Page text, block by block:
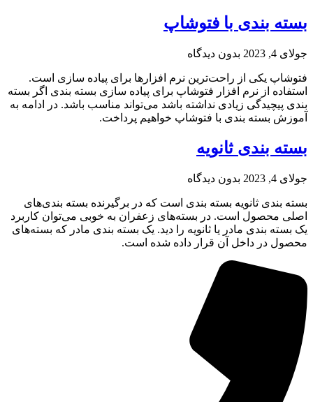
بسته بندی با فتوشاپ
جولای 4, 2023 بدون دیدگاه
فتوشاپ یکی از راحت‌ترین نرم افزارها برای پیاده سازی است.
استفاده از نرم افزار فتوشاپ برای پیاده سازی بسته بندی اگر بسته
بندی پیچیدگی زیادی نداشته باشد می‌تواند مناسب باشد. در ادامه به
آموزش بسته بندی با فتوشاپ خواهیم پرداخت.
بسته‌ بندی ثانویه
جولای 4, 2023 بدون دیدگاه
بسته بندی ثانویه بسته بندی است که در برگیرنده بسته بندی‌های
اصلی محصول است. در بسته‌های زعفران به خوبی می‌توان کاربرد
یک بسته بندی مادر یا ثانویه را دید. یک بسته بندی مادر که بسته‌های
محصول در داخل آن قرار داده شده است.